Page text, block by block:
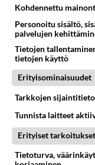
04.08.2026 10:07
05.08.2026 07:23
Mikä sinua ja
04.08.2026 18:50
Sinulle mies
Kohdennettu
Personoitu sisältö,
palvelujen
Tietojen
tietojen käyttö
Erityisominaisuudet
Tarkkojen
Tunnista laitteet
Erityiset tarkoitukset
Tietoturva,